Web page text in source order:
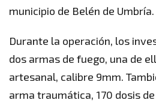
municipio de Belén de Umbría.
Durante la operación, los
dos armas de fuego, una de
artesanal, calibre 9mm.
arma traumática, 170 dosis